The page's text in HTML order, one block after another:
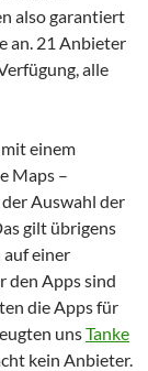
also garantiert
an. 21 Anbieter
alle
einem
Maps –
Auswahl der
gilt übrigens
auf einer
den Apps sind
die Apps für
unsTanke
kein Anbieter.